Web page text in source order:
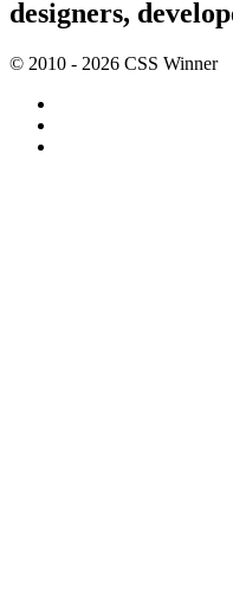
designers,
© 2010 - 2026 CSS Winner